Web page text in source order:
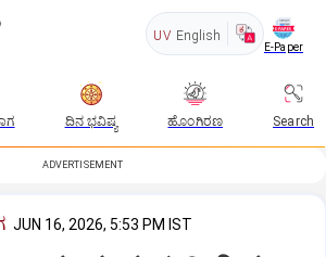
UV English
E-Paper
ದಿನ ಭವಿಷ್ಯ ಹೊಂಗಿರಣ Search
ADVERTISEMENT
JUN 16, 2026, 5:53 PM IST